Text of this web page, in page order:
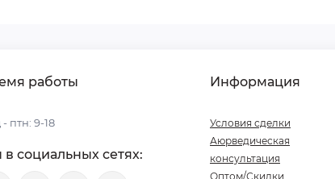
работы
птн: 9-18
социальных сетях:
Информация
Условия сделки
Аюрведическая
консультация
Оптом/Скидки